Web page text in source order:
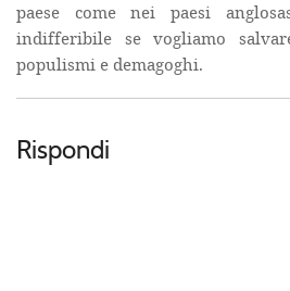
paese come nei paesi
indifferibile se vogliamo
populismi e demagoghi.
Rispondi